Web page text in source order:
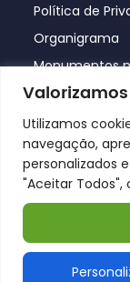
Utilizamos
navegação,
personalizados
"Aceitar
Política de
Organigrama
Monumentos
© Póvoa de